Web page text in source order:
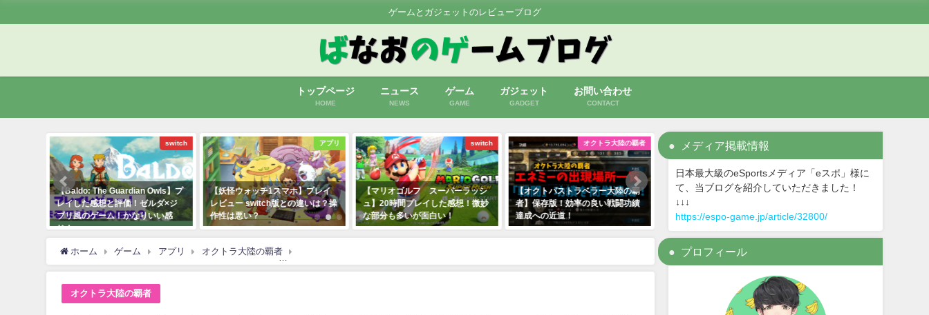
ゲームとガジェットのレビューブログ
トップページ
HOME
ニュース
NEWS
ゲーム
GAME
ガジェット
GADGET
お問い合わせ
CONTACT
アプリ
【妖怪ウォッチ1スマホ】プレイ
レビュー switch版との違いは？操
作性は悪い？
switch
【マリオゴルフ スーパーラッシ
ュ】20時間プレイした感想！微妙
な部分も多いが面白い！
オクトラ大陸の覇者
【オクトパストラベラー大陸の覇
者】保存版！効率の良い戦闘功績
達成への近道！
アプリ
【妖怪ウォッチ1スマホ】パスワ
ード入力と妖怪メダル等のおもち
ゃ連動について
【ゼルダの伝説 スカイウォードソ
ード HD】クリアした感想！面白
い？操作性は微妙？
2021年7月25日
【新すばらしきこのせか
ホーム ゲーム アプリ オクトラ大陸の覇者
オクトラ大陸の覇者
メディア掲載情報
日本最大級のeSportsメディア「eスポ」様に
て、当ブログを紹介していただきました！
↓↓↓
https://espo-game.jp/article/32800/
プロフィール